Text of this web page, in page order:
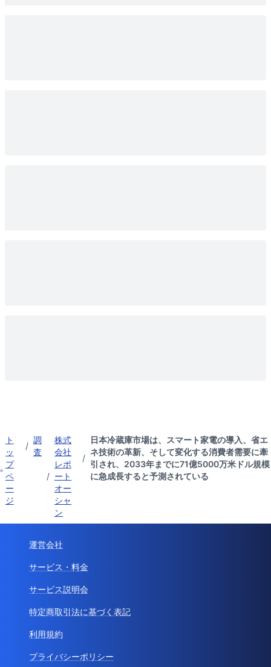
ト
ッ
プ
ペ
ー
ジ
/
調
査
/
株式
会社
レポ
ート
オー
シャ
ン
/
日本冷蔵庫市場は、スマート家電の導入、省エ
ネ技術の革新、そして変化する消費者需要に牽
引され、2033年までに71億5000万米ドル規模
に急成長すると予測されている
運営会社
サービス・料金
サービス説明会
特定商取引法に基づく表記
利用規約
プライバシーポリシー